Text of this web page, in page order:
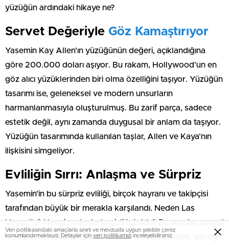
yüzüğün ardındaki hikaye ne?
Servet Değeriyle Göz Kamaştırıyor
Yasemin Kay Allen’ın yüzüğünün değeri, açıklandığına
göre 200.000 doları aşıyor. Bu rakam, Hollywood’un en
göz alıcı yüzüklerinden biri olma özelliğini taşıyor. Yüzüğün
tasarımı ise, geleneksel ve modern unsurların
harmanlanmasıyla oluşturulmuş. Bu zarif parça, sadece
estetik değil, aynı zamanda duygusal bir anlam da taşıyor.
Yüzüğün tasarımında kullanılan taşlar, Allen ve Kaya’nın
ilişkisini simgeliyor.
Evliliğin Sırrı: Anlaşma ve Sürpriz
Yasemin’in bu sürpriz evliliği, birçok hayranı ve takipçisi
tarafından büyük bir merakla karşılandı. Neden Las
Vegas’ta? Hangi nedenlerle gizli tutuldu? Bu sorular, sosyal
medyada en çok tartışılan konular arasında. Allen, yaptığı
Veri politikasındaki amaçlarla sınırlı ve mevzuata uygun şekilde çerez
konumlandırmaktayız. Detaylar için veri politikamızı inceleyebilirsiniz.